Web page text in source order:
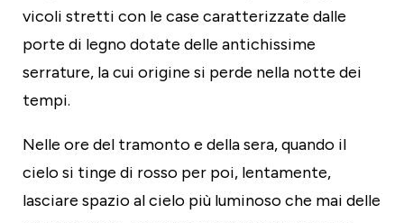
vicoli stretti con le case caratterizzate dalle
porte di legno dotate delle antichissime
serrature, la cui origine si perde nella notte dei
tempi.
Nelle ore del tramonto e della sera, quando il
cielo si tinge di rosso per poi, lentamente,
lasciare spazio al cielo più luminoso che mai delle